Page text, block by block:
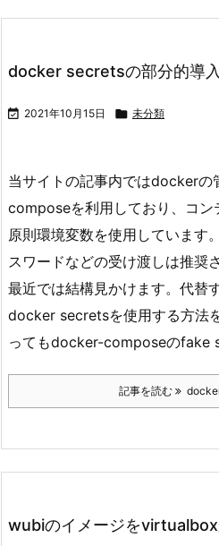
docker secretsの部分的導入
 2021年10月15日  未分類
当サイトの記事内ではdocker
composeを利用しており、コン
原則環境変数を使用しています
スワードなどの受け渡しは推奨
最近では結構見かけます。代替
docker secretsを使用する方法
ってもdocker-composeのfake
記事を読む docker
wubiのイメージを